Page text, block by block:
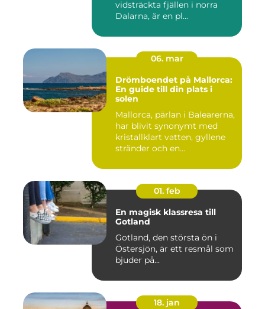
vidsträckta fjällen i norra
Dalarna, är en pl...
06. mar
Drömboendet på Mallorca:
En guide till din plats i
solen
Mallorca, pärlan i Balearerna,
har blivit synonymt med
kristallklart vatten, gyllene
stränder och en...
01. feb
En magisk klassresa till
Gotland
Gotland, den största ön i
Östersjön, är ett resmål som
bjuder på...
18. jan